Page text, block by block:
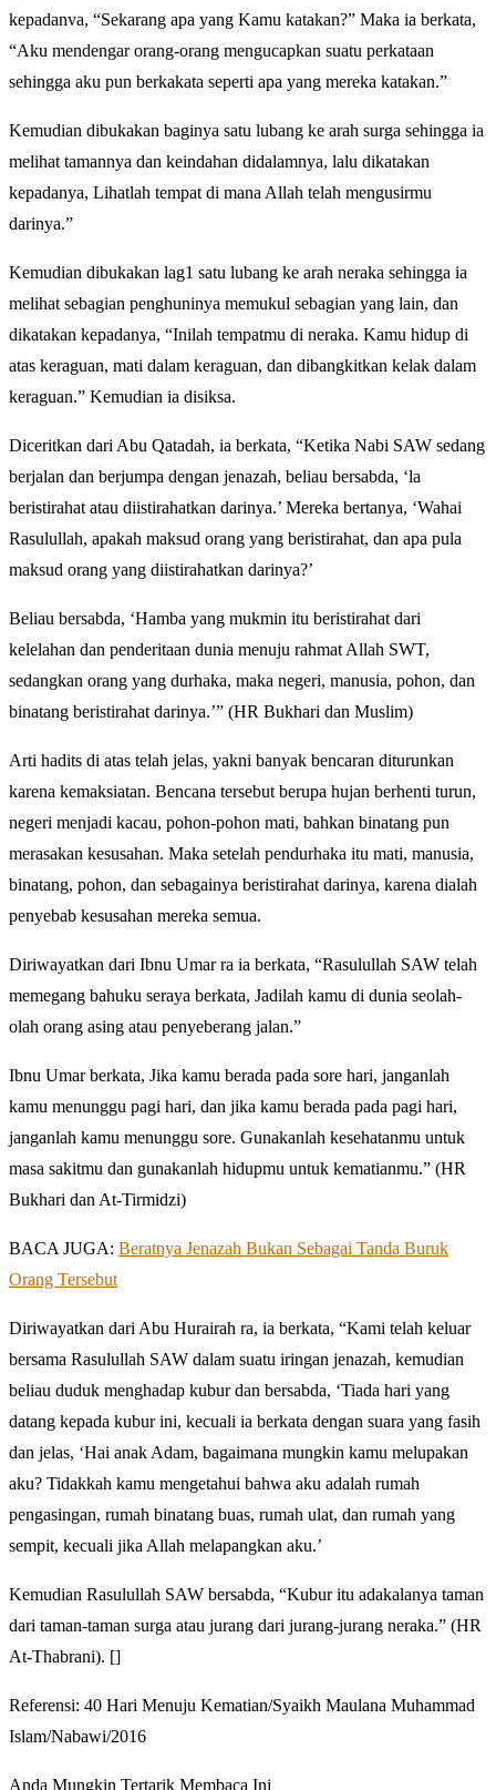
kepadanva, “Sekarang apa yang Kamu katakan?” Maka ia berkata,
“Aku mendengar orang-orang mengucapkan suatu perkataan
sehingga aku pun berkakata seperti apa yang mereka katakan.”
Kemudian dibukakan baginya satu lubang ke arah surga sehingga ia
melihat tamannya dan keindahan didalamnya, lalu dikatakan
kepadanya, Lihatlah tempat di mana Allah telah mengusirmu
darinya.”
Kemudian dibukakan lag1 satu lubang ke arah neraka sehingga ia
melihat sebagian penghuninya memukul sebagian yang lain, dan
dikatakan kepadanya, “Inilah tempatmu di neraka. Kamu hidup di
atas keraguan, mati dalam keraguan, dan dibangkitkan kelak dalam
keraguan.” Kemudian ia disiksa.
Diceritkan dari Abu Qatadah, ia berkata, “Ketika Nabi SAW sedang
berjalan dan berjumpa dengan jenazah, beliau bersabda, ‘la
beristirahat atau diistirahatkan darinya.’ Mereka bertanya, ‘Wahai
Rasulullah, apakah maksud orang yang beristirahat, dan apa pula
maksud orang yang diistirahatkan darinya?’
Beliau bersabda, ‘Hamba yang mukmin itu beristirahat dari
kelelahan dan penderitaan dunia menuju rahmat Allah SWT,
sedangkan orang yang durhaka, maka negeri, manusia, pohon, dan
binatang beristirahat darinya.’” (HR Bukhari dan Muslim)
Arti hadits di atas telah jelas, yakni banyak bencaran diturunkan
karena kemaksiatan. Bencana tersebut berupa hujan berhenti turun,
negeri menjadi kacau, pohon-pohon mati, bahkan binatang pun
merasakan kesusahan. Maka setelah pendurhaka itu mati, manusia,
binatang, pohon, dan sebagainya beristirahat darinya, karena dialah
penyebab kesusahan mereka semua.
Diriwayatkan dari Ibnu Umar ra ia berkata, “Rasulullah SAW telah
memegang bahuku seraya berkata, Jadilah kamu di dunia seolah-
olah orang asing atau penyeberang jalan.”
Ibnu Umar berkata, Jika kamu berada pada sore hari, janganlah
kamu menunggu pagi hari, dan jika kamu berada pada pagi hari,
janganlah kamu menunggu sore. Gunakanlah kesehatanmu untuk
masa sakitmu dan gunakanlah hidupmu untuk kematianmu.” (HR
Bukhari dan At-Tirmidzi)
BACA JUGA: Beratnya Jenazah Bukan Sebagai Tanda Buruk
Orang Tersebut
Diriwayatkan dari Abu Hurairah ra, ia berkata, “Kami telah keluar
bersama Rasulullah SAW dalam suatu iringan jenazah, kemudian
beliau duduk menghadap kubur dan bersabda, ‘Tiada hari yang
datang kepada kubur ini, kecuali ia berkata dengan suara yang fasih
dan jelas, ‘Hai anak Adam, bagaimana mungkin kamu melupakan
aku? Tidakkah kamu mengetahui bahwa aku adalah rumah
pengasingan, rumah binatang buas, rumah ulat, dan rumah yang
sempit, kecuali jika Allah melapangkan aku.’
Kemudian Rasulullah SAW bersabda, “Kubur itu adakalanya taman
dari taman-taman surga atau jurang dari jurang-jurang neraka.” (HR
At-Thabrani). []
Referensi: 40 Hari Menuju Kematian/Syaikh Maulana Muhammad
Islam/Nabawi/2016
Anda Mungkin Tertarik Membaca Ini